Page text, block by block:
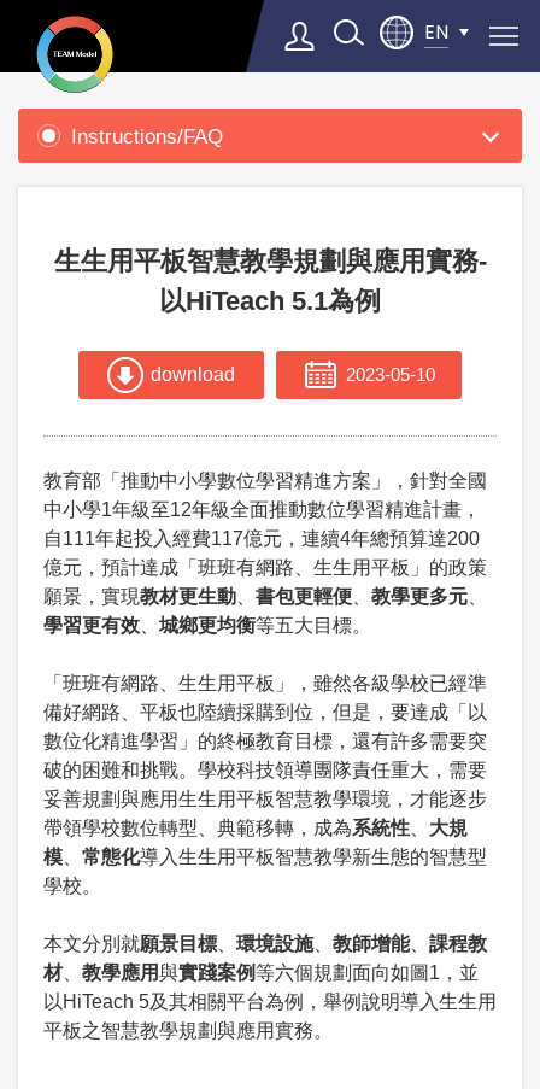
EN
Select Language▼
Product
SupportInstructions/FAQ
生生用平板智慧教學規劃與應用實務-
以HiTeach 5.1為例
download 2023-05-10
教育部「推動中小學數位學習精進方案」，針對全國
中小學1年級至12年級全面推動數位學習精進計畫，
自111年起投入經費117億元，連續4年總預算達200
億元，預計達成「班班有網路、生生用平板」的政策
願景，實現教材更生動、 書包更輕便、 教學更多元、
學習更有效、 城鄉更均衡等五大目標。
「班班有網路、生生用平板」，雖然各級學校已經準
備好網路、平板也陸續採購到位，但是，要達成「以
數位化精進學習」的終極教育目標，還有許多需要突
破的困難和挑戰。學校科技領導團隊責任重大，需要
妥善規劃與應用生生用平板智慧教學環境，才能逐步
帶領學校數位轉型、典範移轉，成為系統性、 大規
模、 常態化導入生生用平板智慧教學新生態的智慧型
學校。
本文分別就願景目標、 環境設施、 教師增能、 課程教
材、 教學應用與實踐案例等六個規劃面向如圖1，並
以HiTeach 5及其相關平台為例，舉例說明導入生生用
平板之智慧教學規劃與應用實務。